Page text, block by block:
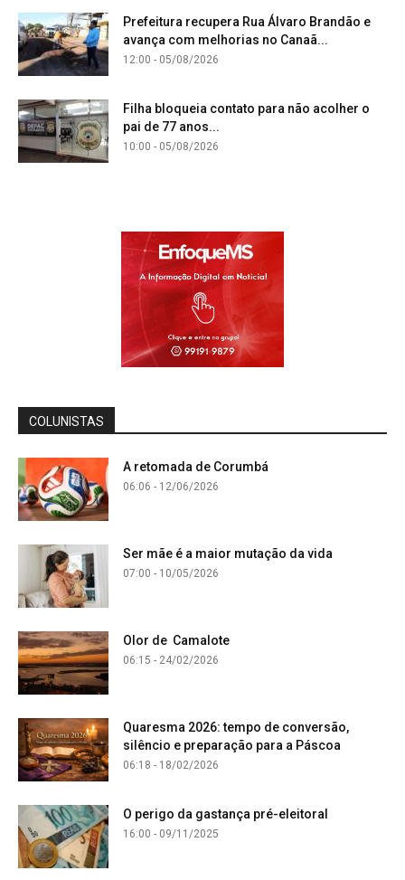
Prefeitura recupera Rua Álvaro Brandão e
avança com melhorias no Canaã...
12:00 - 05/08/2026
Filha bloqueia contato para não acolher o
pai de 77 anos...
10:00 - 05/08/2026
COLUNISTAS
A retomada de Corumbá
06:06 - 12/06/2026
Ser mãe é a maior mutação da vida
07:00 - 10/05/2026
Olor de Camalote
06:15 - 24/02/2026
Quaresma 2026: tempo de conversão,
silêncio e preparação para a Páscoa
06:18 - 18/02/2026
O perigo da gastança pré-eleitoral
16:00 - 09/11/2025